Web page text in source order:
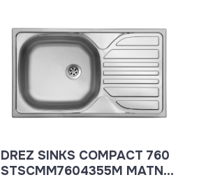
DREZ SINKS COMPACT 760
STSCMM7604355M MATNÝ